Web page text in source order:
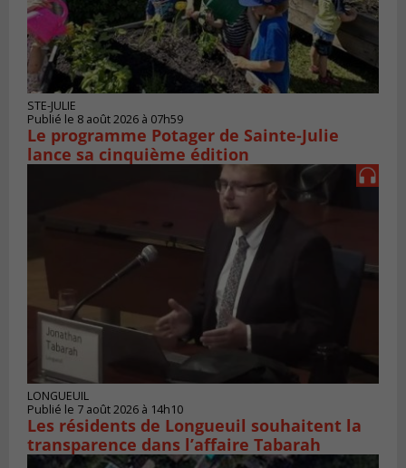
STE-JULIE
Publié le 8 août 2026 à 07h59
Le programme Potager de Sainte-Julie
lance sa cinquième édition
LONGUEUIL
Publié le 7 août 2026 à 14h10
Les résidents de Longueuil souhaitent la
transparence dans l’affaire Tabarah